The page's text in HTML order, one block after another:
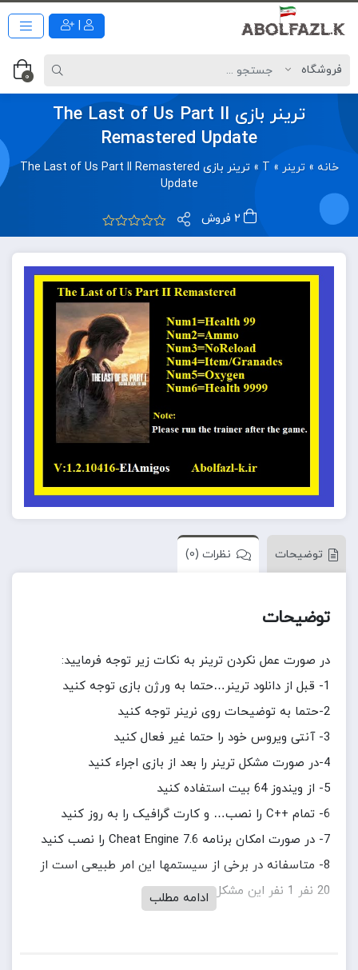
0
ترینر بازی The Last of Us Part II
Remastered Update
خانه »ترینر »
T
»
ترینر بازی The Last of Us Part II Remastered
Update
توضیحات نظرات (0)
توضیحات
در صورت عمل نکردن ترینر به نکات زیر توجه فرمایید:
1- قبل از دانلود ترینر…حتما به ورژن بازی توجه کنید
2-حتما به توضیحات روی نرینر توجه کنید
3- آنتی ویروس خود را حتما غیر فعال کنید
4-در صورت مشکل ترینر را بعد از بازی اجراء کنید
5- از ویندوز 64 بیت استفاده کنید
6- تمام ++C را نصب… و کارت گرافیک را به روز کنید
7- در صورت امکان برنامه Cheat Engine 7.6 را نصب کنید
8- متاسفانه در برخی از سیستمها این امر طبیعی است از
20 نفر 1 نفر این مشکل را دارد
ادامه مطلب